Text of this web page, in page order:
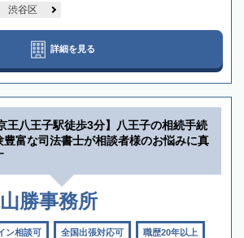
渋谷区
詳細を見る
王八王子駅徒歩3分】八王子の相続手続
豊富な司法書士が相談者様のお悩みに真
勝事務所
ン相談可 全国出張対応可 職歴20年以上